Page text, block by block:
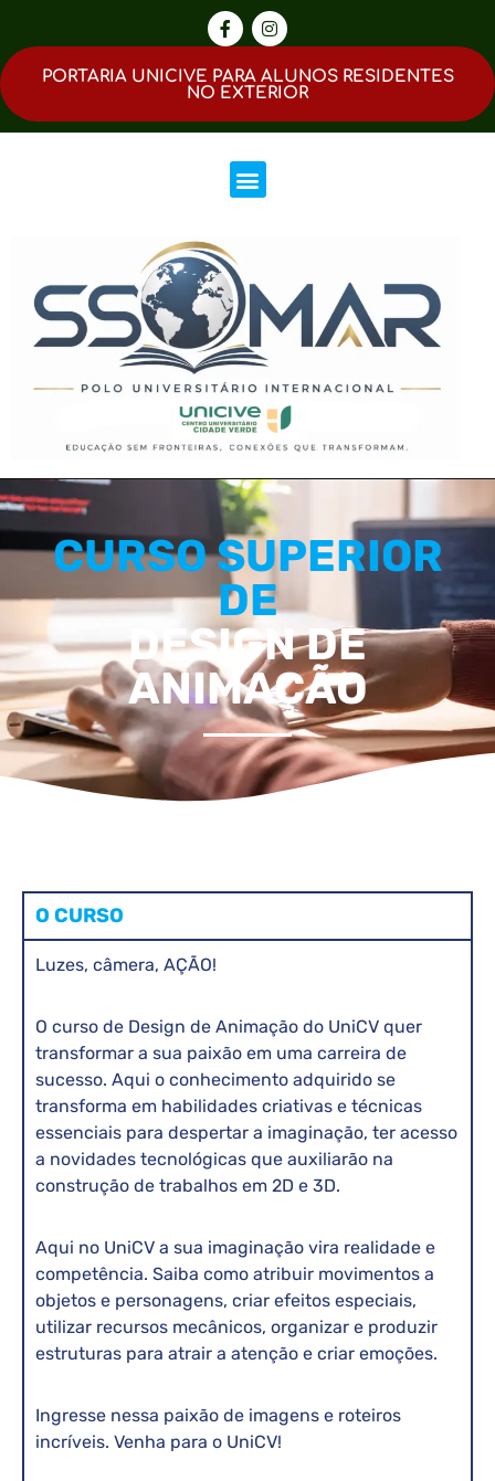
PORTARIA UNICIVE PARA ALUNOS RESIDENTES
NO EXTERIOR
CURSO SUPERIOR
DE
DESIGN DE
ANIMAÇÃO
O CURSO
Luzes, câmera, AÇÃO!
O curso de Design de Animação do UniCV quer
transformar a sua paixão em uma carreira de
sucesso. Aqui o conhecimento adquirido se
transforma em habilidades criativas e técnicas
essenciais para despertar a imaginação, ter acesso
a novidades tecnológicas que auxiliarão na
construção de trabalhos em 2D e 3D.
Aqui no UniCV a sua imaginação vira realidade e
competência. Saiba como atribuir movimentos a
objetos e personagens, criar efeitos especiais,
utilizar recursos mecânicos, organizar e produzir
estruturas para atrair a atenção e criar emoções.
Ingresse nessa paixão de imagens e roteiros
incríveis. Venha para o UniCV!